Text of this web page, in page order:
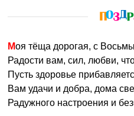
Моя тёща дорогая, с
Радости вам, сил, любви,
Пусть здоровье
Вам удачи и добра, дома
Радужного настроения и